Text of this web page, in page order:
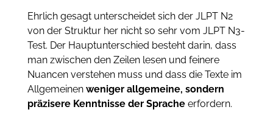
Ehrlich gesagt unterscheidet sich der JLPT N2
von der Struktur her nicht so sehr vom JLPT N3-
Test. Der Hauptunterschied besteht darin, dass
man zwischen den Zeilen lesen und feinere
Nuancen verstehen muss und dass die Texte im
Allgemeinen weniger allgemeine, sondern
präzisere Kenntnisse der Spracheerfordern.